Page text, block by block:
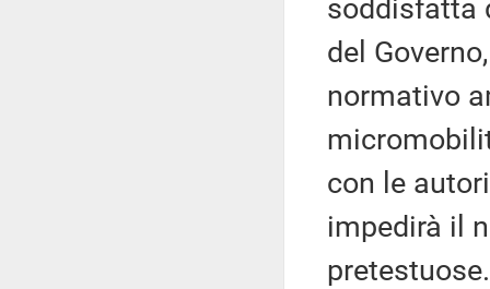
soddisfatta
del
normativo
con le
impedirà il
pretestuose.